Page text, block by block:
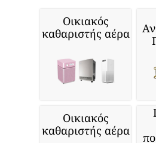
Οικιακός
καθαριστής αέρα
Οικιακός
καθαριστής αέρα